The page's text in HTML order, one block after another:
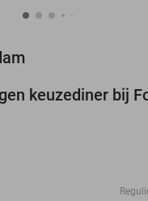
keuzediner bij